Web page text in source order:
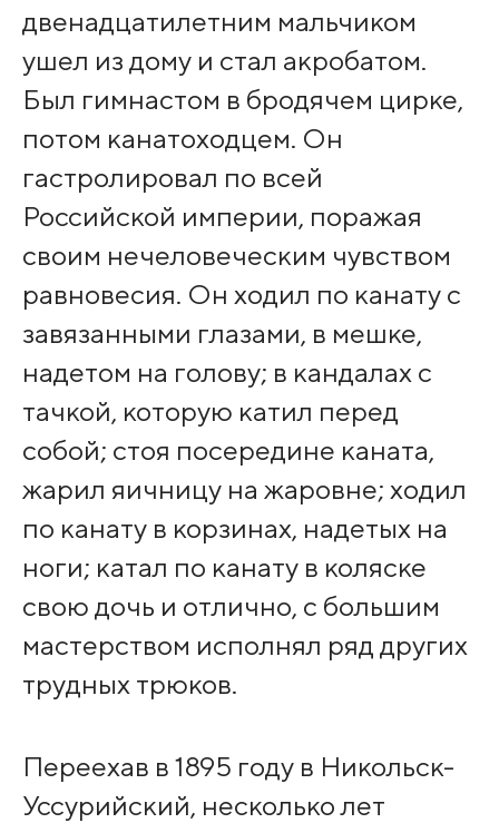
двенадцатилетним мальчиком
ушел из дому и стал акробатом.
Был гимнастом в бродячем цирке,
потом канатоходцем. Он
гастролировал по всей
Российской империи, поражая
своим нечеловеческим чувством
равновесия. Он ходил по канату с
завязанными глазами, в мешке,
надетом на голову; в кандалах с
тачкой, которую катил перед
собой; стоя посередине каната,
жарил яичницу на жаровне; ходил
по канату в корзинах, надетых на
ноги; катал по канату в коляске
свою дочь и отлично, с большим
мастерством исполнял ряд других
трудных трюков.
Переехав в 1895 году в Никольск-
Уссурийский, несколько лет